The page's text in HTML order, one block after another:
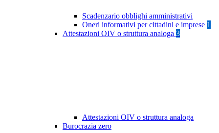
Scadenzario obblighi amministrativi
Oneri informativi per cittadini e imprese 1
Attestazioni OIV o struttura analoga 3
Attestazioni OIV o struttura analoga
Burocrazia zero